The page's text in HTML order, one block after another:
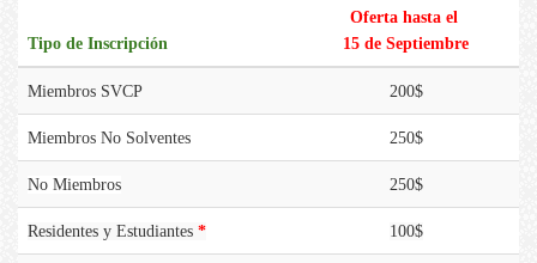
Tipo de Inscripción
Oferta hasta el
15 de Septiembre
Miembros SVCP 200$
Miembros No Solventes 250$
No Miembros 250$
Residentes y Estudiantes * 100$